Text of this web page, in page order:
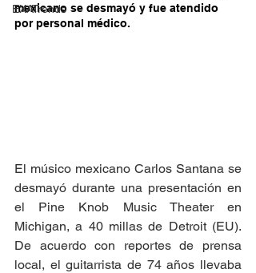
EXATrends
mexicano se desmayó y fue atendido
por personal médico.
El músico mexicano Carlos Santana se
desmayó durante una presentación en
el Pine Knob Music Theater en
Michigan, a 40 millas de Detroit (EU).
De acuerdo con reportes de prensa
local, el guitarrista de 74 años llevaba